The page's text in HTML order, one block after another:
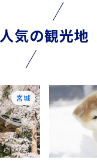
人気の観光地
宮城